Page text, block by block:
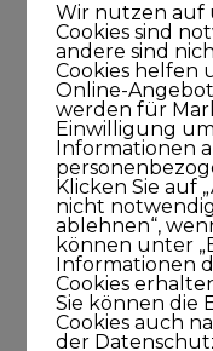
Wir nutzen auf
Cookies sind
andere sind
Cookies helfen
Online-
werden für
Einwilligung
Informationen
Klicken Sie auf
nicht
ablehnen“,
können unter
Informationen
Cookies
Sie können die
Cookies auch
der